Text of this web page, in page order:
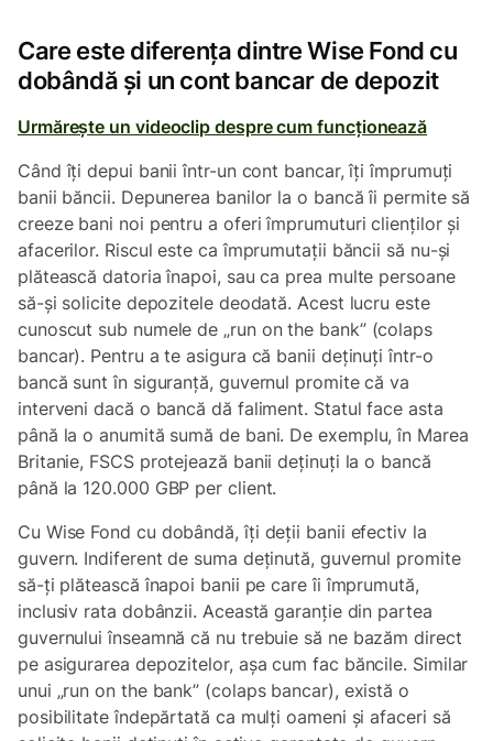
Care este diferența dintre Wise Fond cu
dobândă și un cont bancar de depozit
Urmărește un videoclip despre cum funcționează
Când îți depui banii într-un cont bancar, îți împrumuți
banii băncii. Depunerea banilor la o bancă îi permite să
creeze bani noi pentru a oferi împrumuturi clienților și
afacerilor. Riscul este ca împrumutații băncii să nu-și
plătească datoria înapoi, sau ca prea multe persoane
să-și solicite depozitele deodată. Acest lucru este
cunoscut sub numele de „run on the bank” (colaps
bancar). Pentru a te asigura că banii deținuți într-o
bancă sunt în siguranță, guvernul promite că va
interveni dacă o bancă dă faliment. Statul face asta
până la o anumită sumă de bani. De exemplu, în Marea
Britanie, FSCS protejează banii deținuți la o bancă
până la 120.000 GBP per client.
Cu Wise Fond cu dobândă, îți deții banii efectiv la
guvern. Indiferent de suma deținută, guvernul promite
să-ți plătească înapoi banii pe care îi împrumută,
inclusiv rata dobânzii. Această garanție din partea
guvernului înseamnă că nu trebuie să ne bazăm direct
pe asigurarea depozitelor, așa cum fac băncile. Similar
unui „run on the bank” (colaps bancar), există o
posibilitate îndepărtată ca mulți oameni și afaceri să